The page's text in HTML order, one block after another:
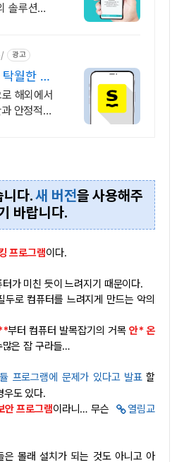
솔루션으
광고
월한 보
해외에서
안정적인
니다.새 버전을 사용해주
바랍니다.
프로그램이다.
가 미친 듯이 느려지기 때문이다.
두로 컴퓨터를 느려지게 만드는 악의
부터 컴퓨터 발목잡기의 거목안* 온
많은 잡 구라들…
프로그램에 문제가 있다고 발표 할
우도 있다.
안 프로그램이라니… 무슨
열림교
은 몰래 설치가 되는 것도 아니고 아